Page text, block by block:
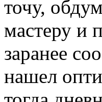
точу,
мастеру и
заранее
нашел